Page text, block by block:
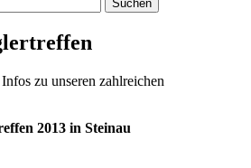
zu unseren zahlreichen
2013 in Steinau